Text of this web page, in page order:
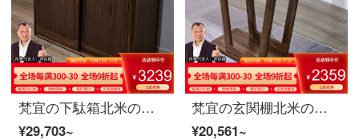
梵宜の下駄箱北米の黒胡桃の木の実木の下駄箱の2つのドアは引き出しを持って引き戸の下駄箱を押して扉の中に入る下駄箱の中に物を保管して箱アメリカ式客間の逸品の家具の下駄箱の8 M 01〓〓〓〓〓〓〓の下駄箱の北米の黒胡桃の木
¥29,703~
梵宜の玄関棚北米の黒胡桃の木の玄関棚玄関のテーブル玄関台の玄関台の戸棚に戸棚を飾っている逸品の家具8 U 08〓玄関先の北米の黒胡桃の木
¥20,561~